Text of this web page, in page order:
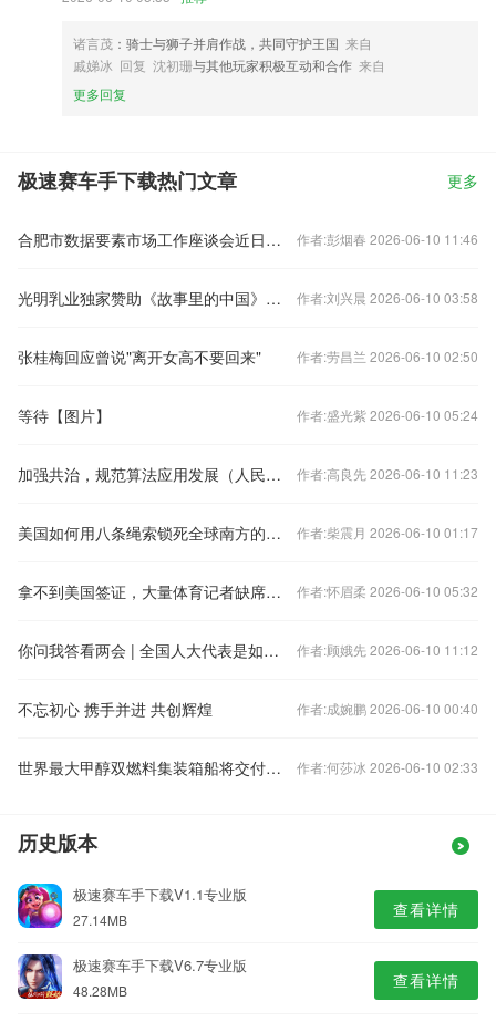
诸言茂 ：骑士与狮子并肩作战，共同守护王国 来自
戚娣冰 回复 沈初珊与其他玩家积极互动和合作 来自
更多回复
极速赛车手下载热门文章 更多
合肥市数据要素市场工作座谈会近日举行 作者:彭烟春 2026-06-10 11:46
光明乳业独家赞助《故事里的中国》第二季继续在央视频道热播 作者:刘兴晨 2026-06-10 03:58
张桂梅回应曾说"离开女高不要回来" 作者:劳昌兰 2026-06-10 02:50
等待【图片】 作者:盛光紫 2026-06-10 05:24
加强共治，规范算法应用发展（人民时评） 作者:高良先 2026-06-10 11:23
美国如何用八条绳索锁死全球南方的数字未来？ 作者:柴震月 2026-06-10 01:17
拿不到美国签证，大量体育记者缺席美加墨世界杯开幕式，国际体育记者协会发声 作者:怀眉柔 2026-06-10 05:32
你问我答看两会 | 全国人大代表是如何产生的？ 作者:顾娥先 2026-06-10 11:12
不忘初心 携手并进 共创辉煌 作者:成婉鹏 2026-06-10 00:40
世界最大甲醇双燃料集装箱船将交付启航 作者:何莎冰 2026-06-10 02:33
历史版本
极速赛车手下载V1.1专业版
27.14MB 查看详情
极速赛车手下载V6.7专业版
48.28MB 查看详情